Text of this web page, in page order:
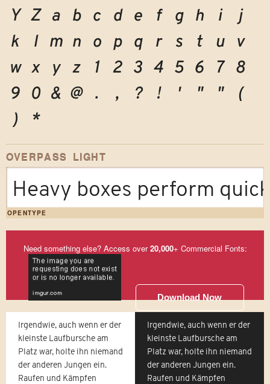
Y Z a b c d e f g h i
j
k
l m n o p q r s t u
v
w x y z 1 2 3 4 5 6 7 8
9 0 & @ . , ? ! ' " "
(
)
*
OVERPASS LIGHT
Heavy boxes perform
OPENTYPE
Need something else? Access over20,000+ Commercial Fonts:
Download Now
Irgendwie, auch wenn er der
kleinste Laufbursche am
Platz war, holte ihn niemand
der anderen Jungen ein.
Raufen und Kämpfen
Irgendwie, auch wenn er der
kleinste Laufbursche am
Platz war, holte ihn niemand
der anderen Jungen ein.
Raufen und Kämpfen